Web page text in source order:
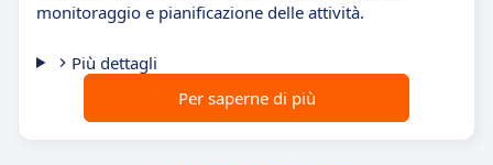
monitoraggio e pianificazione delle attività.
Più dettagli
Per saperne di più